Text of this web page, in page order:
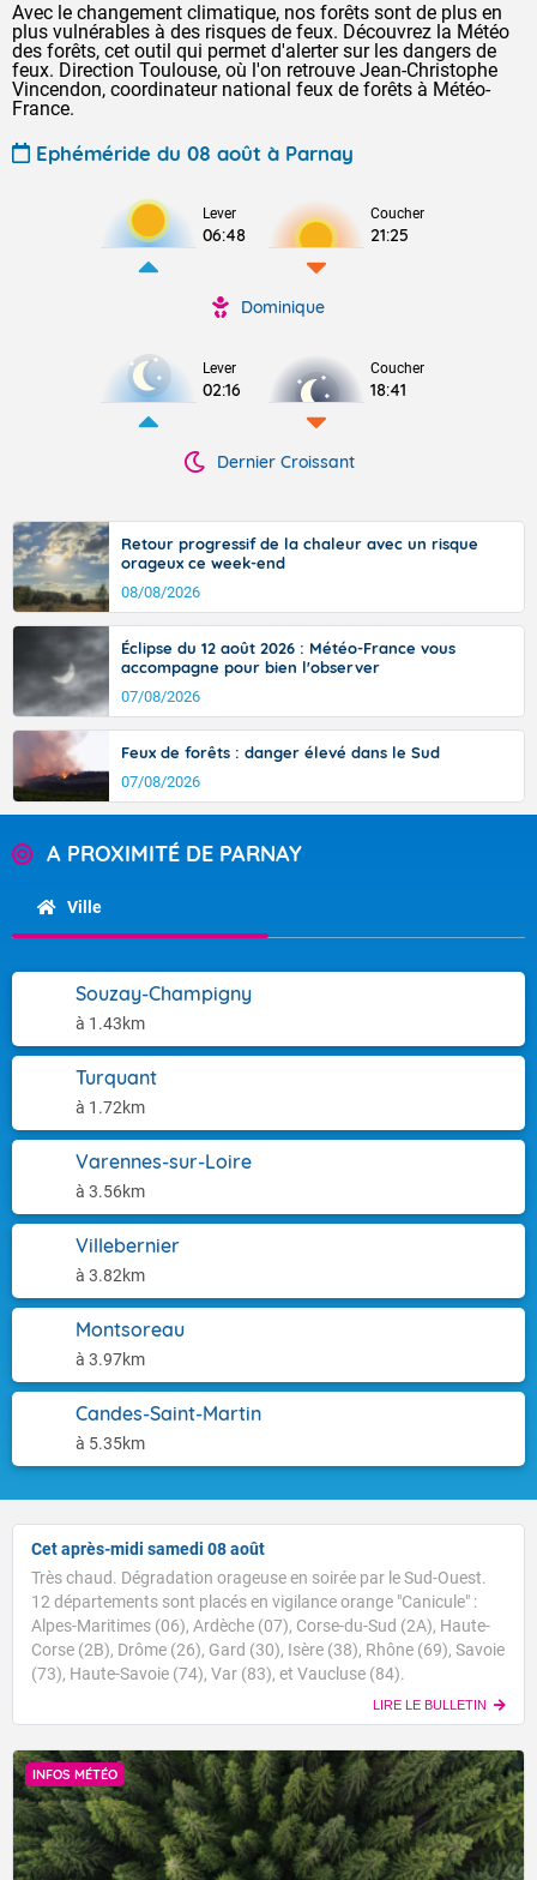
Avec le changement climatique, nos forêts sont de plus en
plus vulnérables à des risques de feux. Découvrez la Météo
des forêts, cet outil qui permet d'alerter sur les dangers de
feux. Direction Toulouse, où l'on retrouve Jean-Christophe
Vincendon, coordinateur national feux de forêts à Météo-
France.
Ephéméride du 08 août à Parnay
Lever
06:48
Coucher
21:25
Dominique
Lever
02:16
Coucher
18:41
Dernier Croissant
Retour progressif de la chaleur avec un risque
orageux ce week-end
08/08/2026
Éclipse du 12 août 2026 : Météo-France vous
accompagne pour bien l'observer
07/08/2026
Feux de forêts : danger élevé dans le Sud
07/08/2026
A PROXIMITÉ DE PARNAY
Ville
Souzay-Champigny
à 1.43km
Turquant
à 1.72km
Varennes-sur-Loire
à 3.56km
Villebernier
à 3.82km
Montsoreau
à 3.97km
Candes-Saint-Martin
à 5.35km
Cet après-midi samedi 08 août
Très chaud. Dégradation orageuse en soirée par le Sud-Ouest.
12 départements sont placés en vigilance orange "Canicule" :
Alpes-Maritimes (06), Ardèche (07), Corse-du-Sud (2A), Haute-
Corse (2B), Drôme (26), Gard (30), Isère (38), Rhône (69), Savoie
(73), Haute-Savoie (74), Var (83), et Vaucluse (84).
LIRE LE BULLETIN
INFOS MÉTÉO